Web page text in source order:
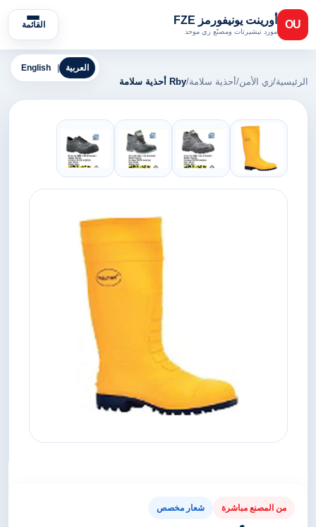
OU أورينت يونيفورمز FZE
مورد تيشيرتات ومصنّع زي موحد
القائمة
English العربية
الرئيسية/زي الأمن/أحذية سلامة/Rby أحذية سلامة
من المصنع مباشرة شعار مخصص